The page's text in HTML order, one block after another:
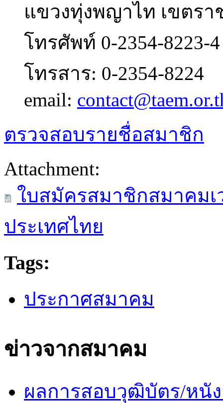
แขวงทุ่งพญาไท เขตรา
โทรศัพท์ 0-2354-8223-4
โทรสาร: 0-2354-8224
email:
ตรวจสอบรายชื่อสมาชิก
Attachment:
ใบสมัครสมาชิกสมาคม
ประเทศไทย
Tags:
ประกาศสมาคม
ข่าวจากสมาคม
ผลการสอบวุฒิบัตร/หนั